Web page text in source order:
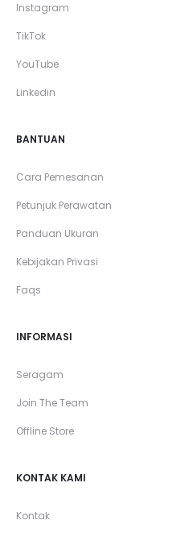
Instagram
TikTok
YouTube
Linkedin
BANTUAN
Cara Pemesanan
Petunjuk Perawatan
Panduan Ukuran
Kebijakan Privasi
Faqs
INFORMASI
Seragam
Join The Team
Offline Store
KONTAK KAMI
Kontak